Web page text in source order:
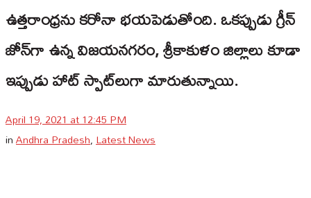
ఉత్తరాంధ్రను కరోనా భయపెడుతోంది. ఒకప్పుడు గ్రీన్
జోన్‌గా ఉన్న విజయనగరం, శ్రీకాకుళం జిల్లాలు కూడా
ఇప్పుడు హాట్ స్పాట్‌లుగా మారుతున్నాయి.
April 19, 2021 at 12:45 PM
inAndhra Pradesh,Latest News